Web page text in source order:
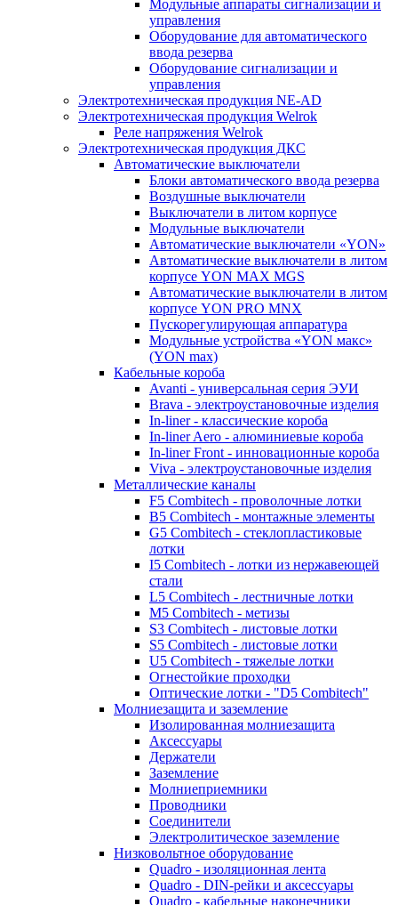
Модульные аппараты сигнализации и
управления
Оборудование для автоматического
ввода резерва
Оборудование сигнализации и
управления
Электротехническая продукция NE-AD
Электротехническая продукция Welrok
Реле напряжения Welrok
Электротехническая продукция ДКС
Автоматические выключатели
Блоки автоматического ввода резерва
Воздушные выключатели
Выключатели в литом корпусе
Модульные выключатели
Автоматические выключатели «YON»
Автоматические выключатели в литом
корпусе YON MAX MGS
Автоматические выключатели в литом
корпусе YON PRO MNX
Пускорегулирующая аппаратура
Модульные устройства «YON макс»
(YON max)
Кабельные короба
Avanti - универсальная серия ЭУИ
Brava - электроустановочные изделия
In-liner - классические короба
In-liner Aero - алюминиевые короба
In-liner Front - инновационные короба
Viva - электроустановочные изделия
Металлические каналы
F5 Combitech - проволочные лотки
B5 Combitech - монтажные элементы
G5 Combitech - стеклопластиковые
лотки
I5 Combitech - лотки из нержавеющей
стали
L5 Combitech - лестничные лотки
M5 Combitech - метизы
S3 Combitech - листовые лотки
S5 Combitech - листовые лотки
U5 Combitech - тяжелые лотки
Огнестойкие проходки
Оптические лотки - "D5 Combitech"
Молниезащита и заземление
Изолированная молниезащита
Аксессуары
Держатели
Заземление
Молниеприемники
Проводники
Соединители
Электролитическое заземление
Низковольтное оборудование
Quadro - изоляционная лента
Quadro - DIN-рейки и аксессуары
Quadro - кабельные наконечники